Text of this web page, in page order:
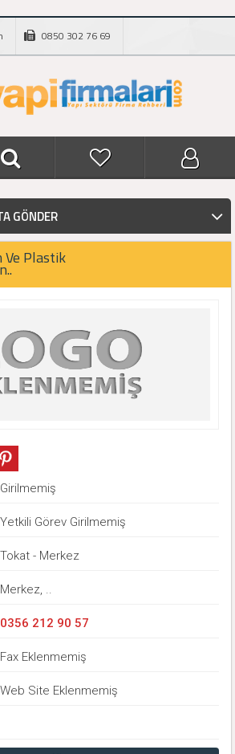
0850 302 76 69
GÖNDER
Ve Plastik
Girilmemiş
Yetkili Görev Girilmemiş
Tokat - Merkez
Merkez, ..
0356 212 90 57
Fax Eklenmemiş
Web Site Eklenmemiş